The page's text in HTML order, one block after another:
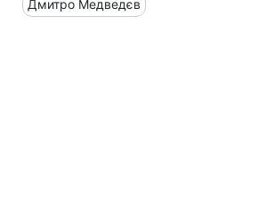
Дмитро Медведєв